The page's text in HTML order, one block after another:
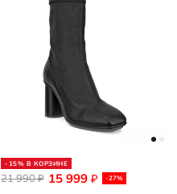
-15% В КОРЗИНЕ
15 999 ₽ -27%
21 990₽